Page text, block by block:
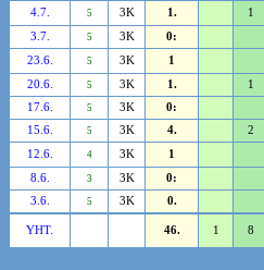
4.7. 5 3K 1. 1
3.7. 5 3K 0:
23.6. 5 3K 1
20.6. 5 3K 1. 1
17.6. 5 3K 0:
15.6. 5 3K 4. 2
12.6. 4 3K 1
8.6. 3 3K 0:
3.6. 5 3K 0.
YHT. 46. 1 8